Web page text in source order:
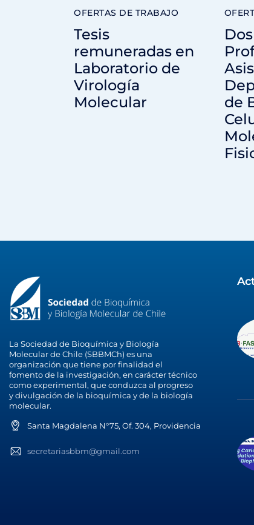
OFERTAS DE TRABAJO
Tesis
remuneradas en
Laboratorio de
Virología
Molecular
de
La Sociedad de Bioquímica y Biología
Molecular de Chile (SBBMCh) es una
organización que tiene por finalidad el
fomento de la investigación, en carácter técnico
como experimental, que conduzca al progreso
y divulgación de la bioquímica y de la biología
molecular.
Santa Magdalena N°75, Of. 304, Providencia
secretariasbbm@gmail.com